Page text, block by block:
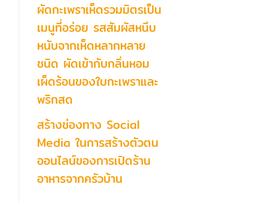
ผัดกะเพราเห็ดรวมมิตรเป็น
เมนูที่อร่อย รสสัมผัสหนึบ
หนับจากเห็ดหลากหลาย
ชนิด ผัดเข้ากับกลิ่นหอม
เผ็ดร้อนของใบกะเพราและ
พริกสด
สร้างช่องทาง Social
Media ในการสร้างตัวตน
ออนไลน์ของการเปิดร้าน
อาหารจากครัวบ้าน